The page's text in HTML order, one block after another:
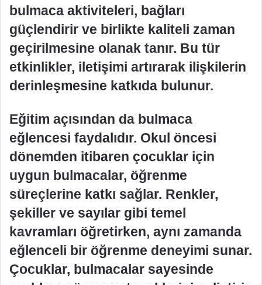
bulmaca aktiviteleri, bağları
güçlendirir ve birlikte kaliteli zaman
geçirilmesine olanak tanır. Bu tür
etkinlikler, iletişimi artırarak ilişkilerin
derinleşmesine katkıda bulunur.
Eğitim açısından da bulmaca
eğlencesi faydalıdır. Okul öncesi
dönemden itibaren çocuklar için
uygun bulmacalar, öğrenme
süreçlerine katkı sağlar. Renkler,
şekiller ve sayılar gibi temel
kavramları öğretirken, aynı zamanda
eğlenceli bir öğrenme deneyimi sunar.
Çocuklar, bulmacalar sayesinde